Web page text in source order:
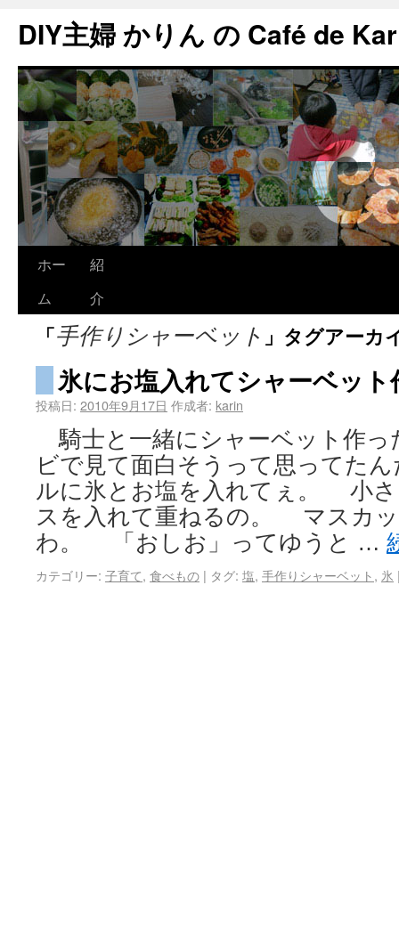
DIY主婦 かりん の Café de
ホー
ム
紹
介
「手作りシャーベット 」タグアーカ
氷にお塩入れてシャーベット
投稿日: 2010年9月17日 作成者: karin
騎士と一緒にシャーベット作
ビで見て面白そうって思ってた
ルに氷とお塩を入れてぇ。 小
スを入れて重ねるの。 マスカ
わ。 「おしお」ってゆうと …
カテゴリー: 子育て, 食べもの | タグ: 塩, 手作りシャーベット, 氷